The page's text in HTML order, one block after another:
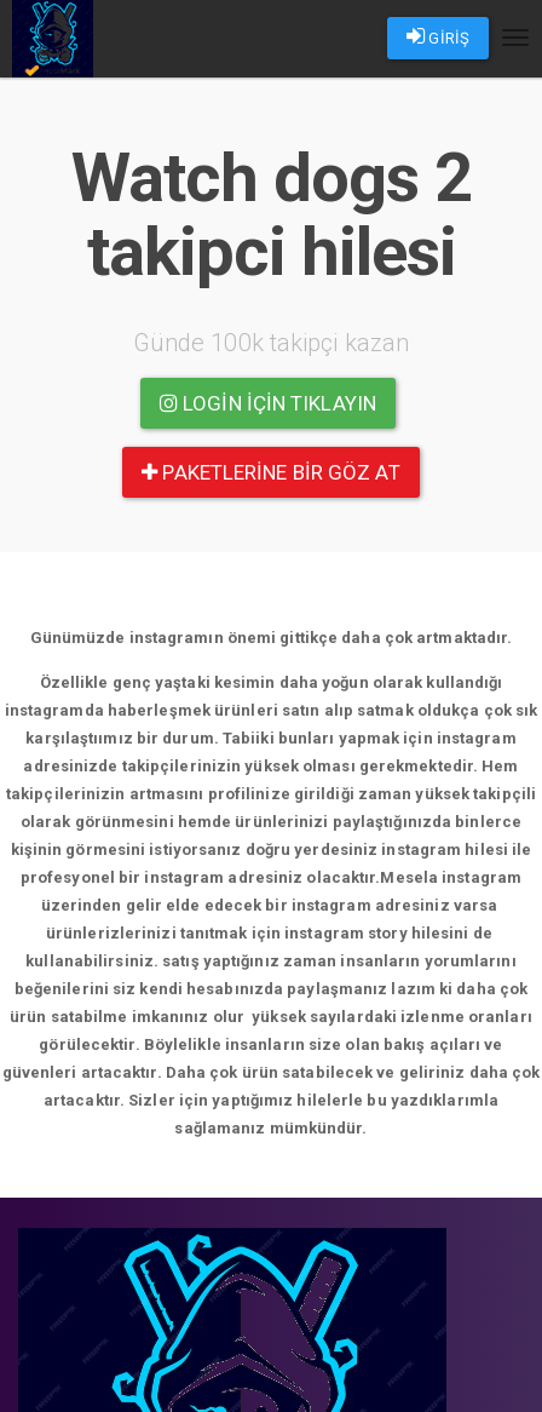
GİRİŞ
Watch dogs 2
takipci hilesi
Günde 100k takipçi kazan
LOGIN IÇIN TIKLAYIN
PAKETLERINE BIR GÖZ AT
Günümüzde instagramın önemi gittikçe daha çok artmaktadır.
Özellikle genç yaştaki kesimin daha yoğun olarak kullandığı
instagramda haberleşmek ürünleri satın alıp satmak oldukça çok sık
karşılaştıımız bir durum. Tabiiki bunları yapmak için instagram
adresinizde takipçilerinizin yüksek olması gerekmektedir. Hem
takipçilerinizin artmasını profilinize girildiği zaman yüksek takipçili
olarak görünmesini hemde ürünlerinizi paylaştığınızda binlerce
kişinin görmesini istiyorsanız doğru yerdesiniz instagram hilesi ile
profesyonel bir instagram adresiniz olacaktır.Mesela instagram
üzerinden gelir elde edecek bir instagram adresiniz varsa
ürünlerizlerinizi tanıtmak için instagram story hilesini de
kullanabilirsiniz. satış yaptığınız zaman insanların yorumlarını
beğenilerini siz kendi hesabınızda paylaşmanız lazım ki daha çok
ürün satabilme imkanınız olur yüksek sayılardaki izlenme oranları
görülecektir. Böylelikle insanların size olan bakış açıları ve
güvenleri artacaktır. Daha çok ürün satabilecek ve geliriniz daha çok
artacaktır. Sizler için yaptığımız hilelerle bu yazdıklarımla
sağlamanız mümkündür.